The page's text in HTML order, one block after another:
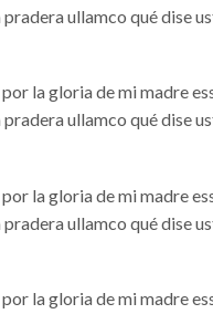
ullamco qué dise
la gloria de mi madre
ullamco qué dise
la gloria de mi madre
ullamco qué dise
la gloria de mi madre